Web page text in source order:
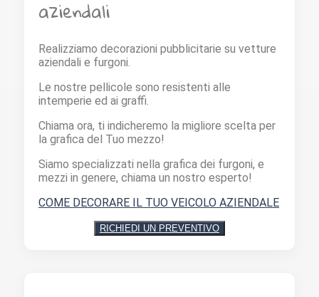
aziendali
Realizziamo decorazioni pubblicitarie su vetture
aziendali e furgoni.
Le nostre pellicole sono resistenti alle
intemperie ed ai graffi.
Chiama ora, ti indicheremo la migliore scelta per
la grafica del Tuo mezzo!
Siamo specializzati nella grafica dei furgoni, e
mezzi in genere, chiama un nostro esperto!
COME DECORARE IL TUO VEICOLO AZIENDALE
RICHIEDI UN PREVENTIVO